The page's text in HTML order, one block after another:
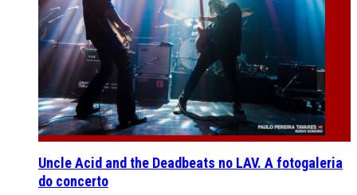
Uncle Acid and the Deadbeats no LAV. A fotogaleria
do concerto